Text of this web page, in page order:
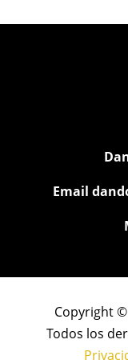
Email
Copyright
Todos los